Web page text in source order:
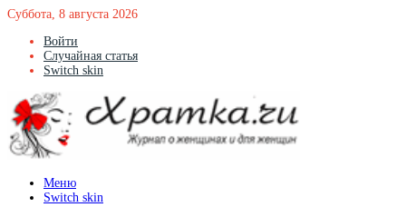
Суббота, 8 августа 2026
Войти
Случайная статья
Switch skin
Меню
Switch skin